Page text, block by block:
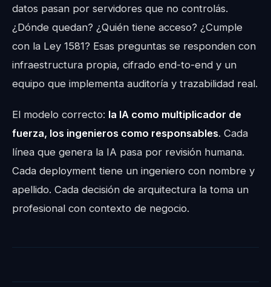
datos pasan por servidores que no controlás.
¿Dónde quedan? ¿Quién tiene acceso? ¿Cumple
con la Ley 1581? Esas preguntas se responden con
infraestructura propia, cifrado end-to-end y un
equipo que implementa auditoría y trazabilidad real.
El modelo correcto: la IA como multiplicador de
fuerza, los ingenieros como responsables. Cada
línea que genera la IA pasa por revisión humana.
Cada deployment tiene un ingeniero con nombre y
apellido. Cada decisión de arquitectura la toma un
profesional con contexto de negocio.